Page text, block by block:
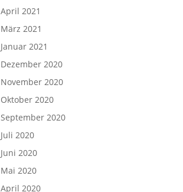
April 2021
März 2021
Januar 2021
Dezember 2020
November 2020
Oktober 2020
September 2020
Juli 2020
Juni 2020
Mai 2020
April 2020